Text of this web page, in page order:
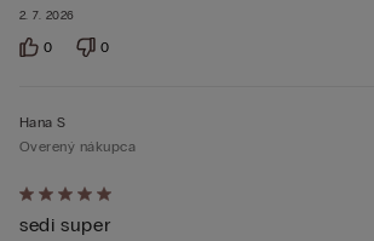
2. 7. 2026
0 0
Hodnotenie:
5
Hana S
Overený nákupca
sedi super